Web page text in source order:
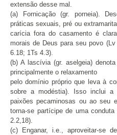
extensão desse mal.
(a) Fornicação (gr. porneia).
práticas sexuais, pré ou
carícia fora do casamento é
morais de Deus para seu povo
6.18; 1Ts 4.3).
(b) A lascívia (gr. aselgeia)
principalmente o relaxamento
pelo domínio próprio que leva à
sobre a modéstia). Isso inclui a
paixões pecaminosas ou ao seu
torna-se partícipe de uma
2.2,18).
(c) Enganar, i.e., aproveitar-se